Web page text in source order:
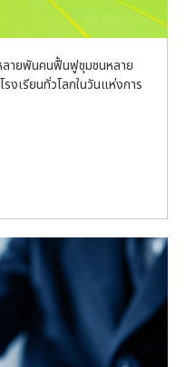
ายพันคนฟื้นฟูชุมชนหลาย
งเรียนทั่วโลกในวันแห่งการ